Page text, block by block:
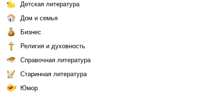
Детская литература
Дом и семья
Бизнес
Религия и духовность
Справочная литература
Старинная литература
Юмор